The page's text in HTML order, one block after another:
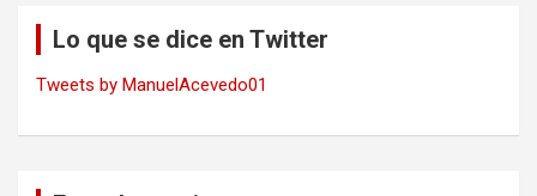
Lo que se dice en Twitter
Tweets by ManuelAcevedo01